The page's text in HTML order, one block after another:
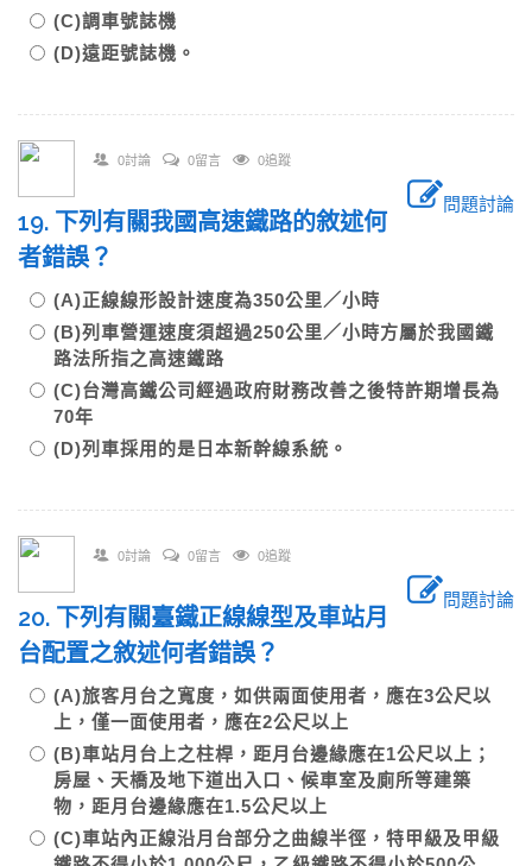
(C)調車號誌機
(D)遠距號誌機。
0討論 0留言 0追蹤
問題討論
19. 下列有關我國高速鐵路的敘述何
者錯誤？
(A)正線線形設計速度為350公里／小時
(B)列車營運速度須超過250公里／小時方屬於我國鐵
路法所指之高速鐵路
(C)台灣高鐵公司經過政府財務改善之後特許期增長為
70年
(D)列車採用的是日本新幹線系統。
0討論 0留言 0追蹤
問題討論
20. 下列有關臺鐵正線線型及車站月
台配置之敘述何者錯誤？
(A)旅客月台之寬度，如供兩面使用者，應在3公尺以
上，僅一面使用者，應在2公尺以上
(B)車站月台上之柱桿，距月台邊緣應在1公尺以上；
房屋、天橋及地下道出入口、候車室及廁所等建築
物，距月台邊緣應在1.5公尺以上
(C)車站內正線沿月台部分之曲線半徑，特甲級及甲級